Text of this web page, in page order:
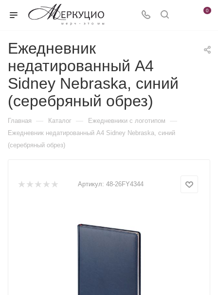
0
Ежедневник
недатированный А4
Sidney Nebraska, синий
(серебряный обрез)
Главная — Каталог — Ежедневники c логотипом —
Ежедневник недатированный А4 Sidney Nebraska, синий
(серебряный обрез)
Артикул: 48-26FY4344